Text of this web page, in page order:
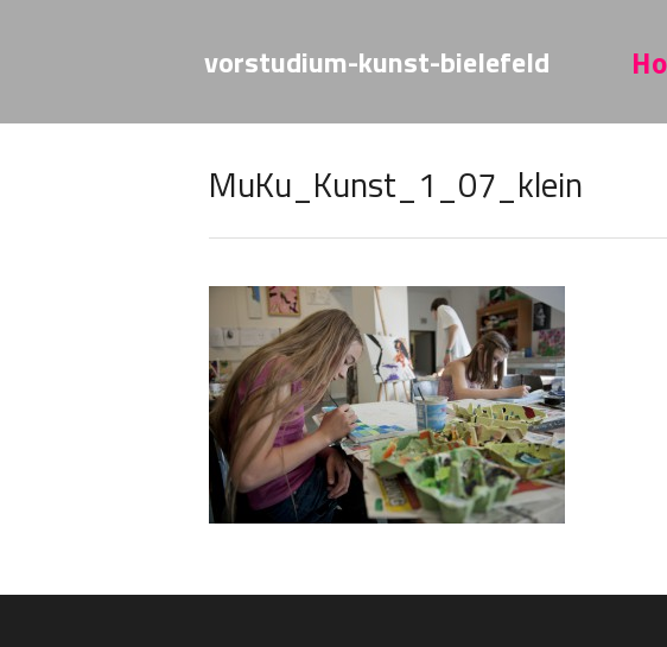
vorstudium-kunst-bielefeld
MuKu_Kunst_1_07_klein